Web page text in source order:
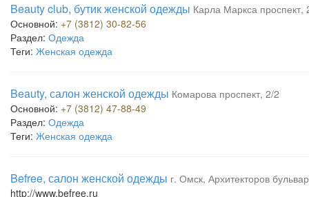
Beauty club, бутик женской одежды Карла Маркса проспект,
Основной: +7 (3812) 30-82-56
Раздел: Одежда
Теги: Женская одежда
Beauty, салон женской одежды Комарова проспект, 2/2
Основной: +7 (3812) 47-88-49
Раздел: Одежда
Теги: Женская одежда
Befree, салон женской одежды г. Омск, Архитекторов
http://www.befree.ru